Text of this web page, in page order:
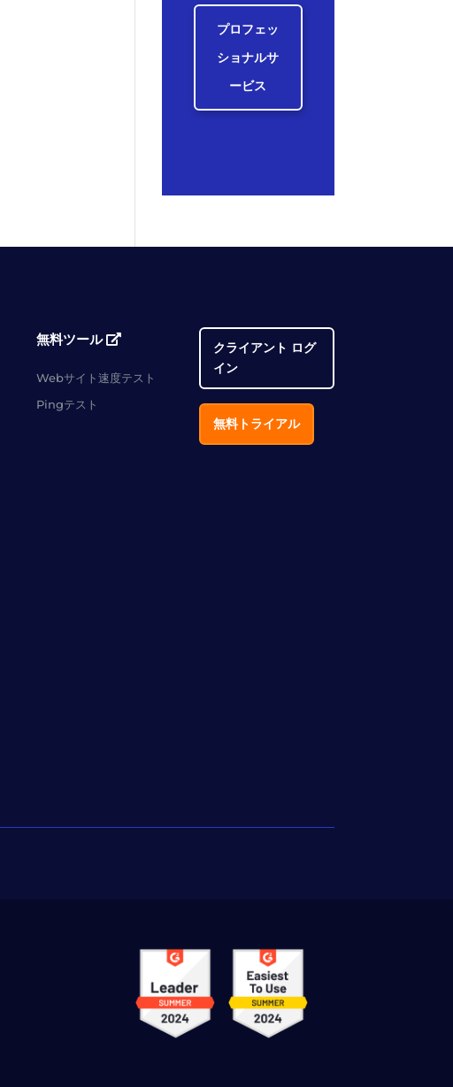
プロフェッ
ショナルサ
ービス
無料ツール
Webサイト速度テスト
Pingテスト
クライアント ログ
イン
無料トライアル